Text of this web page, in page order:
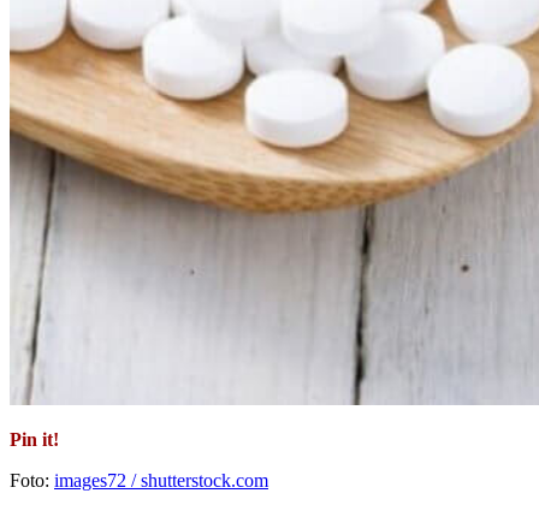
Pin it!
Foto: images72 / shutterstock.com